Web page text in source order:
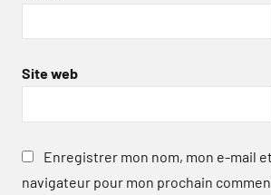
Site web
Enregistrer mon nom, mon e-mail
navigateur pour mon prochain